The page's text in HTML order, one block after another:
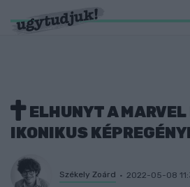
ELHUNYT A MARVEL
IKONIKUS
Székely Zoárd 2022-05-08